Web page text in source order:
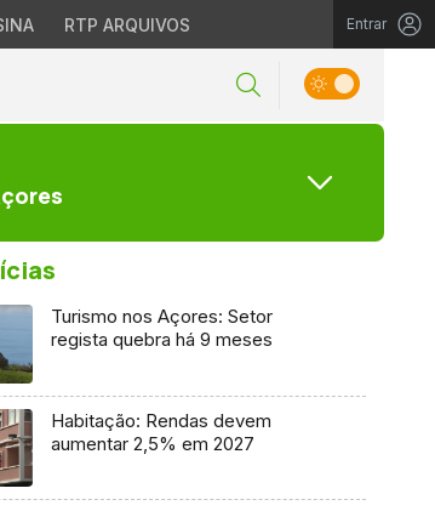
RTP ARQUIVOS Entrar
Turismo nos Açores: Setor
regista quebra há 9 meses
Habitação: Rendas devem
aumentar 2,5% em 2027